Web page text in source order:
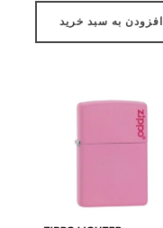
افزودن به سبد خرید